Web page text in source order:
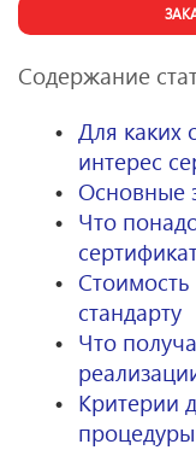
Содержание
Для каких
интерес
Основные
Что
стандарту
Что
Критерии
процедуры